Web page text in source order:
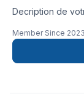
Decription de
Member Since 2023